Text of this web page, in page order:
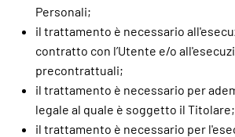
Personali;
il trattamento è necessario
contratto con l’Utente e/o
precontrattuali;
il trattamento è necessario per
legale al quale è soggetto il Titolare;
il trattamento è necessario per